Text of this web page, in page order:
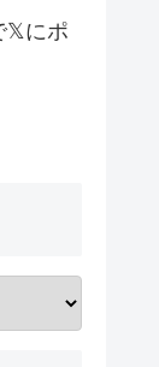
𝕏にポ